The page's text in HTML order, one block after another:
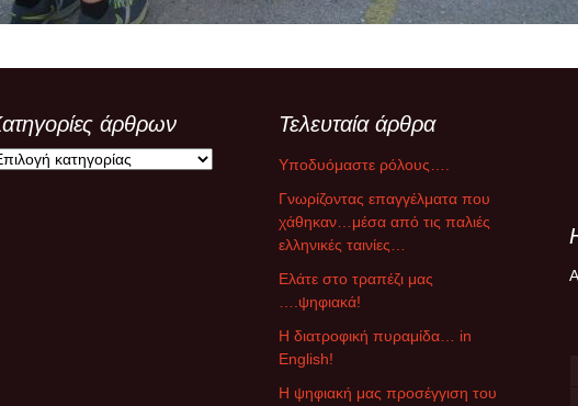
άρθρων Τελευταία άρθρα
Υποδυόμαστε ρόλους….
Γνωρίζοντας επαγγέλματα που
χάθηκαν…μέσα από τις παλιές
ελληνικές ταινίες…
Ελάτε στο τραπέζι μας
….ψηφιακά!
Η διατροφική πυραμίδα… in
English!
Η ψηφιακή μας προσέγγιση του